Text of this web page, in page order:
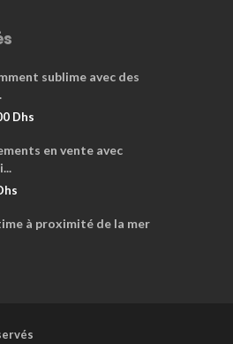
sublime avec des
Dhs
en vente avec
à proximité de la mer